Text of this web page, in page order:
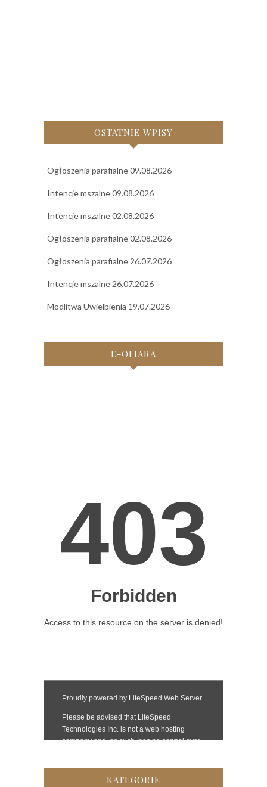
OSTATNIE WPISY
Ogłoszenia parafialne 09.08.2026
Intencje mszalne 09.08.2026
Intencje mszalne 02.08.2026
Ogłoszenia parafialne 02.08.2026
Ogłoszenia parafialne 26.07.2026
Intencje mszalne 26.07.2026
Modlitwa Uwielbienia 19.07.2026
E-OFIARA
KATEGORIE